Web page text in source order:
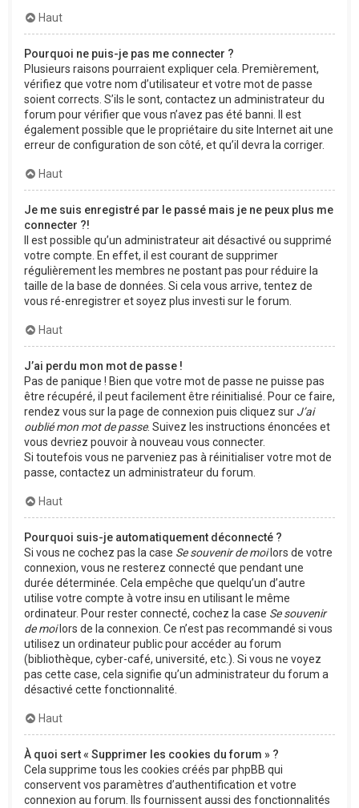
Haut
Pourquoi ne puis-je pas me connecter ?
Plusieurs raisons pourraient expliquer cela. Premièrement,
vérifiez que votre nom d’utilisateur et votre mot de passe
soient corrects. S’ils le sont, contactez un administrateur du
forum pour vérifier que vous n’avez pas été banni. Il est
également possible que le propriétaire du site Internet ait une
erreur de configuration de son côté, et qu’il devra la corriger.
Haut
Je me suis enregistré par le passé mais je ne peux plus me
connecter ?!
Il est possible qu’un administrateur ait désactivé ou supprimé
votre compte. En effet, il est courant de supprimer
régulièrement les membres ne postant pas pour réduire la
taille de la base de données. Si cela vous arrive, tentez de
vous ré-enregistrer et soyez plus investi sur le forum.
Haut
J’ai perdu mon mot de passe !
Pas de panique ! Bien que votre mot de passe ne puisse pas
être récupéré, il peut facilement être réinitialisé. Pour ce faire,
rendez vous sur la page de connexion puis cliquez sur J’ai
oublié mon mot de passe. Suivez les instructions énoncées et
vous devriez pouvoir à nouveau vous connecter.
Si toutefois vous ne parveniez pas à réinitialiser votre mot de
passe, contactez un administrateur du forum.
Haut
Pourquoi suis-je automatiquement déconnecté ?
Si vous ne cochez pas la case Se souvenir de moilors de votre
connexion, vous ne resterez connecté que pendant une
durée déterminée. Cela empêche que quelqu’un d’autre
utilise votre compte à votre insu en utilisant le même
ordinateur. Pour rester connecté, cochez la case Se souvenir
de moilors de la connexion. Ce n’est pas recommandé si vous
utilisez un ordinateur public pour accéder au forum
(bibliothèque, cyber-café, université, etc.). Si vous ne voyez
pas cette case, cela signifie qu’un administrateur du forum a
désactivé cette fonctionnalité.
Haut
À quoi sert « Supprimer les cookies du forum » ?
Cela supprime tous les cookies créés par phpBB qui
conservent vos paramètres d’authentification et votre
connexion au forum. Ils fournissent aussi des fonctionnalités